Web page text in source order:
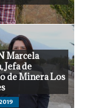
Marcela
Jefa de
de Minera Los